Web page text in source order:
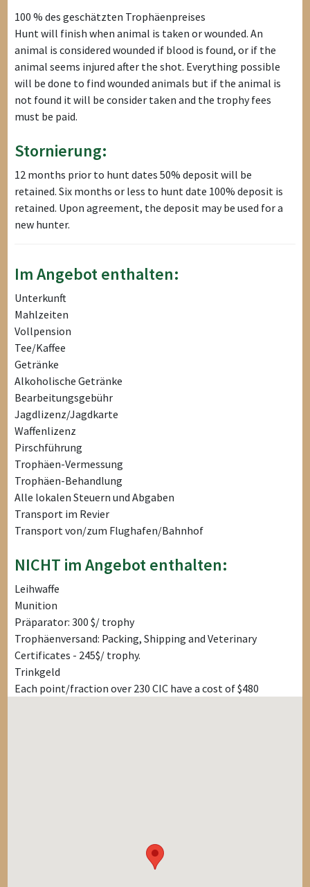
100 % des geschätzten Trophäenpreises
Hunt will finish when animal is taken or wounded. An
animal is considered wounded if blood is found, or if the
animal seems injured after the shot. Everything possible
will be done to find wounded animals but if the animal is
not found it will be consider taken and the trophy fees
must be paid.
Stornierung:
12 months prior to hunt dates 50% deposit will be
retained. Six months or less to hunt date 100% deposit is
retained. Upon agreement, the deposit may be used for a
new hunter.
Im Angebot enthalten:
Unterkunft
Mahlzeiten
Vollpension
Tee/Kaffee
Getränke
Alkoholische Getränke
Bearbeitungsgebühr
Jagdlizenz/Jagdkarte
Waffenlizenz
Pirschführung
Trophäen-Vermessung
Trophäen-Behandlung
Alle lokalen Steuern und Abgaben
Transport im Revier
Transport von/zum Flughafen/Bahnhof
NICHT im Angebot enthalten:
Leihwaffe
Munition
Präparator: 300 $/ trophy
Trophäenversand: Packing, Shipping and Veterinary
Certificates - 245$/ trophy.
Trinkgeld
Each point/fraction over 230 CIC have a cost of $480